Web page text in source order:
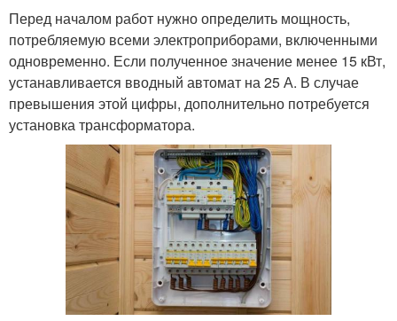
Перед началом работ нужно определить мощность,
потребляемую всеми электроприборами, включенными
одновременно. Если полученное значение менее 15 кВт,
устанавливается вводный автомат на 25 А. В случае
превышения этой цифры, дополнительно потребуется
установка трансформатора.